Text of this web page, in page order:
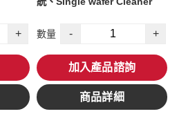
+ 數量 - +
加入產品諮詢
商品詳細